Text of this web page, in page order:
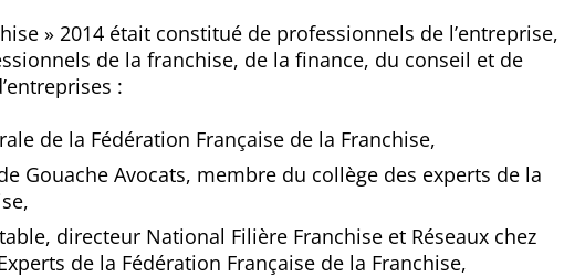
» 2014 était constitué de professionnels de l’entreprise,
de la franchise, de la finance, du conseil et de
:
de la Fédération Française de la Franchise,
Gouache Avocats, membre du collège des experts de la
directeur National Filière Franchise et Réseaux chez
de la Fédération Française de la Franchise,